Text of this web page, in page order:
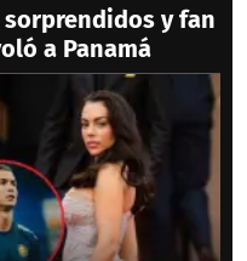
y fan
a Panamá